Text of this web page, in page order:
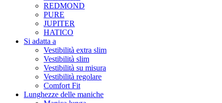
REDMOND
PURE
JUPITER
HATICO
Si adatta a
Vestibilità extra slim
Vestibilità slim
Vestibilità su misura
Vestibilità regolare
Comfort Fit
Lunghezze delle maniche